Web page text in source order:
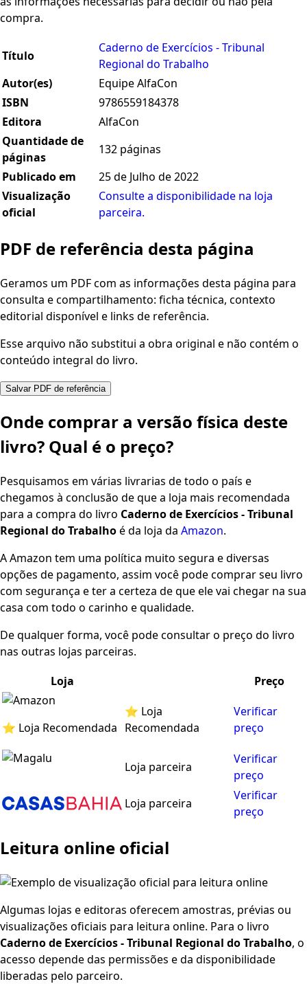
compra.
Título
Caderno de Exercícios - Tribunal
Regional do Trabalho
Autor(es)
Equipe AlfaCon
ISBN
9786559184378
Editora
AlfaCon
Quantidade de
páginas
132 páginas
Publicado em
25 de Julho de 2022
Visualização
oficial
Consulte a disponibilidade na loja
parceira.
PDF de referência desta página
Geramos um PDF com as informações desta página para
consulta e compartilhamento: ficha técnica, contexto
editorial disponível e links de referência.
Esse arquivo não substitui a obra original e não contém o
conteúdo integral do livro.
Salvar PDF de referência
Onde comprar a versão física deste
livro? Qual é o preço?
Pesquisamos em várias livrarias de todo o país e
chegamos à conclusão de que a loja mais recomendada
para a compra do livro Caderno de Exercícios - Tribunal
Regional do Trabalhoé da loja da Amazon.
A Amazon tem uma política muito segura e diversas
opções de pagamento, assim você pode comprar seu livro
com segurança e ter a certeza de que ele vai chegar na sua
casa com todo o carinho e qualidade.
De qualquer forma, você pode consultar o preço do livro
nas outras lojas parceiras.
Loja
Preço
⭐ Loja Recomendada
⭐ Loja
Recomendada
Verificar
preço
Loja parceira
Verificar
preço
Loja parceira
Verificar
preço
Leitura online oficial
Algumas lojas e editoras oferecem amostras, prévias ou
visualizações oficiais para leitura online. Para o livro
Caderno de Exercícios - Tribunal Regional do Trabalho, o
acesso depende das permissões e da disponibilidade
liberadas pelo parceiro.